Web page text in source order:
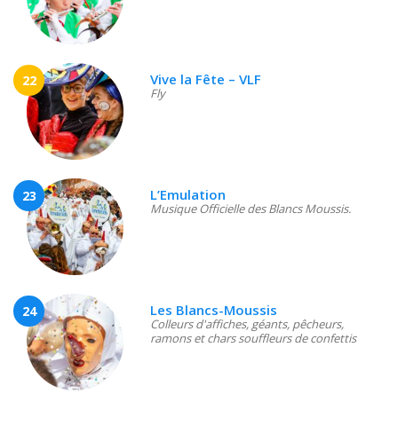
22 Vive la Fête – VLF
Fly
23 L’Emulation
Musique Officielle des Blancs Moussis.
24 Les Blancs-Moussis
Colleurs d'affiches, géants, pêcheurs,
ramons et chars souffleurs de confettis